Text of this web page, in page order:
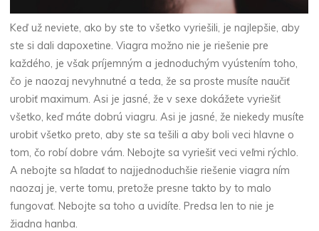
Keď už neviete, ako by ste to všetko vyriešili, je najlepšie, aby
ste si dali dapoxetine. Viagra možno nie je riešenie pre
každého, je však príjemným a jednoduchým vyústením toho,
čo je naozaj nevyhnutné a teda, že sa proste musíte naučiť
urobiť maximum. Asi je jasné, že v sexe dokážete vyriešiť
všetko, keď máte dobrú viagru. Asi je jasné, že niekedy musíte
urobiť všetko preto, aby ste sa tešili a aby boli veci hlavne o
tom, čo robí dobre vám. Nebojte sa vyriešiť veci veľmi rýchlo.
A nebojte sa hľadať to najjednoduchšie riešenie viagra ním
naozaj je, verte tomu, pretože presne takto by to malo
fungovať. Nebojte sa toho a uvidíte. Predsa len to nie je
žiadna hanba.